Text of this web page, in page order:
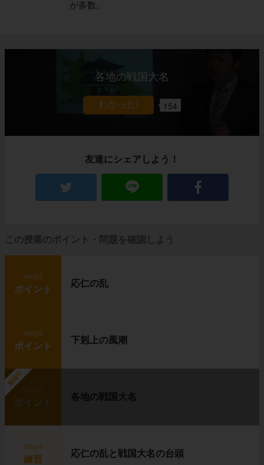
が多数。
各地の戦国大名
154
友達にシェアしよう！
この授業のポイント・問題を確認しよう
step1
ポイント
応仁の乱
step2
ポイント
下剋上の風潮
勉強中
ポイント
各地の戦国大名
step4
練習
応仁の乱と戦国大名の台頭